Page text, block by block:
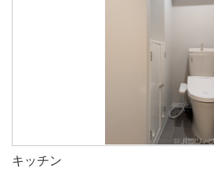
キッチン